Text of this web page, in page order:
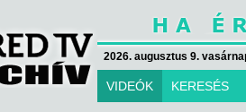
2026. augusztus 9.
VIDEÓK KERESÉS